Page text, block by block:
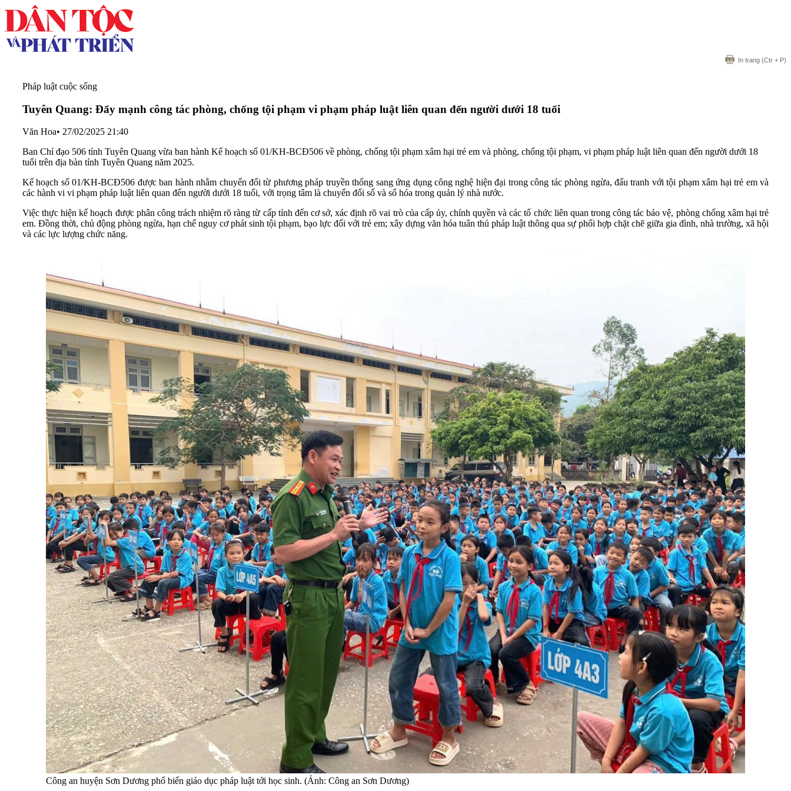
In trang (Ctr + P)
Pháp luật cuộc sống
Tuyên Quang: Đẩy mạnh công tác phòng, chống tội phạm vi phạm pháp luật liên quan đến người dưới 18 tuổi
Văn Hoa• 27/02/2025 21:40
Ban Chỉ đạo 506 tỉnh Tuyên Quang vừa ban hành Kế hoạch số 01/KH-BCĐ506 về phòng, chống tội phạm xâm hại trẻ em và phòng, chống tội phạm, vi phạm pháp luật liên quan đến người dưới 18
tuổi trên địa bàn tỉnh Tuyên Quang năm 2025.
Kế hoạch số 01/KH-BCĐ506 được ban hành nhằm chuyển đổi từ phương pháp truyền thống sang ứng dụng công nghệ hiện đại trong công tác phòng ngừa, đấu tranh với tội phạm xâm hại trẻ em và
các hành vi vi phạm pháp luật liên quan đến người dưới 18 tuổi, với trọng tâm là chuyển đổi số và số hóa trong quản lý nhà nước.
Việc thực hiện kế hoạch được phân công trách nhiệm rõ ràng từ cấp tỉnh đến cơ sở, xác định rõ vai trò của cấp ủy, chính quyền và các tổ chức liên quan trong công tác bảo vệ, phòng chống xâm hại trẻ
em. Đồng thời, chủ động phòng ngừa, hạn chế nguy cơ phát sinh tội phạm, bạo lực đối với trẻ em; xây dựng văn hóa tuân thủ pháp luật thông qua sự phối hợp chặt chẽ giữa gia đình, nhà trường, xã hội
và các lực lượng chức năng.
Công an huyện Sơn Dương phổ biến giáo dục pháp luật tới học sinh. (Ảnh: Công an Sơn Dương)